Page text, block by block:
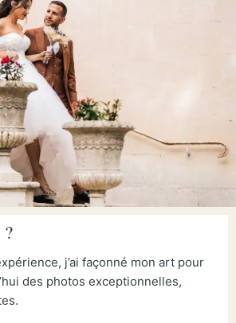
j’ai façonné mon art pour
des photos exceptionnelles,